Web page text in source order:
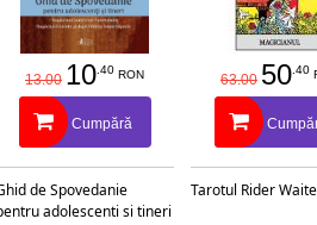
13.00 10 .40 RON
Cumpără
de Spovedanie
adolescenti si tineri
63.00 50 .40
Tarotul Rider Waite